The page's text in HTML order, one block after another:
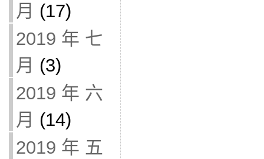
月 (17)
2019 年 七
月 (3)
2019 年 六
月 (14)
2019 年 五